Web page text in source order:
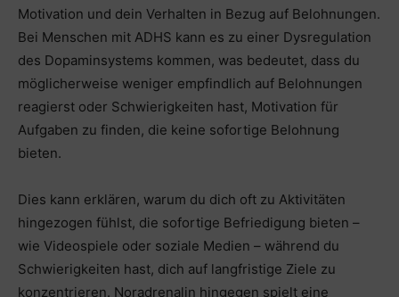
Motivation und dein Verhalten in Bezug auf Belohnungen.
Bei Menschen mit ADHS kann es zu einer Dysregulation
des Dopaminsystems kommen, was bedeutet, dass du
möglicherweise weniger empfindlich auf Belohnungen
reagierst oder Schwierigkeiten hast, Motivation für
Aufgaben zu finden, die keine sofortige Belohnung
bieten.
Dies kann erklären, warum du dich oft zu Aktivitäten
hingezogen fühlst, die sofortige Befriedigung bieten –
wie Videospiele oder soziale Medien – während du
Schwierigkeiten hast, dich auf langfristige Ziele zu
konzentrieren. Noradrenalin hingegen spielt eine